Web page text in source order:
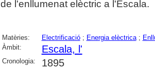
de l'enllumenat elèctric a l'Escala.
Matèries: Electrificació; Energia elèctrica;
Àmbit:
Escala, l'
Cronologia: 1895